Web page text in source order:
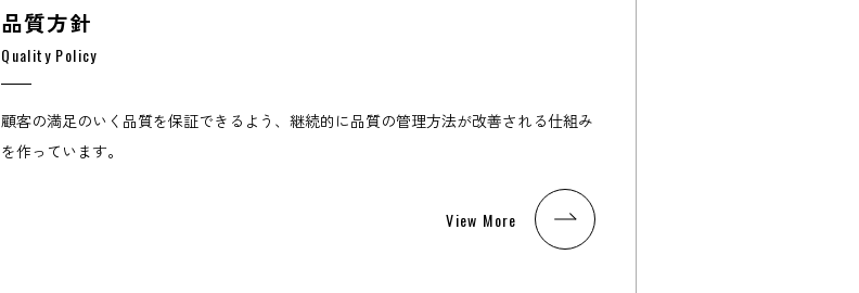
品質方針
Quality Policy
顧客の満足のいく品質を保証できるよう、継続的に品質の管理方法が改善される仕組み
を作っています。
View More